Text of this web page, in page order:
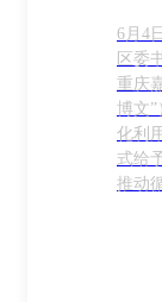
6月4
区委
重庆
博文
化利
式给
推动